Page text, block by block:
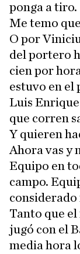
ponga a tiro.
Me temo
O por
del portero
cien por
estuvo en el
Luis
que corren
Y quieren
Ahora vas y
Equipo en
campo.
Tanto que
jugó con el
media hora